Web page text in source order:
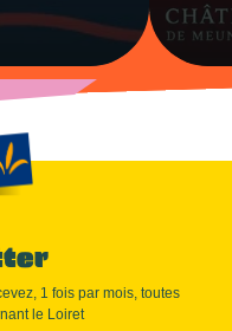
1 fois par mois, toutes
le Loiret